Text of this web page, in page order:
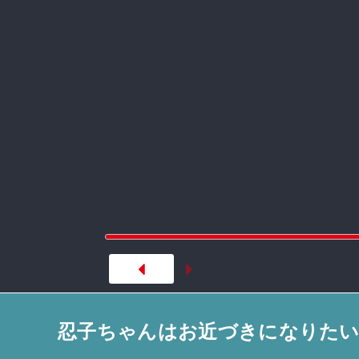
忍子ちゃんはお近づきになりた